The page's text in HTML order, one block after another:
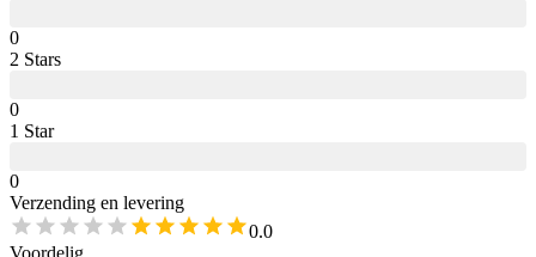
0
2 Stars
0
1 Star
0
Verzending en levering
0.0